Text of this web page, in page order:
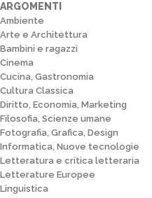
ARGOMENTI
Ambiente
Arte e Architettura
Bambini e ragazzi
Cinema
Cucina, Gastronomia
Cultura Classica
Diritto, Economia, Marketing
Filosofia, Scienze umane
Fotografia, Grafica, Design
Informatica, Nuove tecnologie
Letteratura e critica letteraria
Letterature Europee
Linguistica